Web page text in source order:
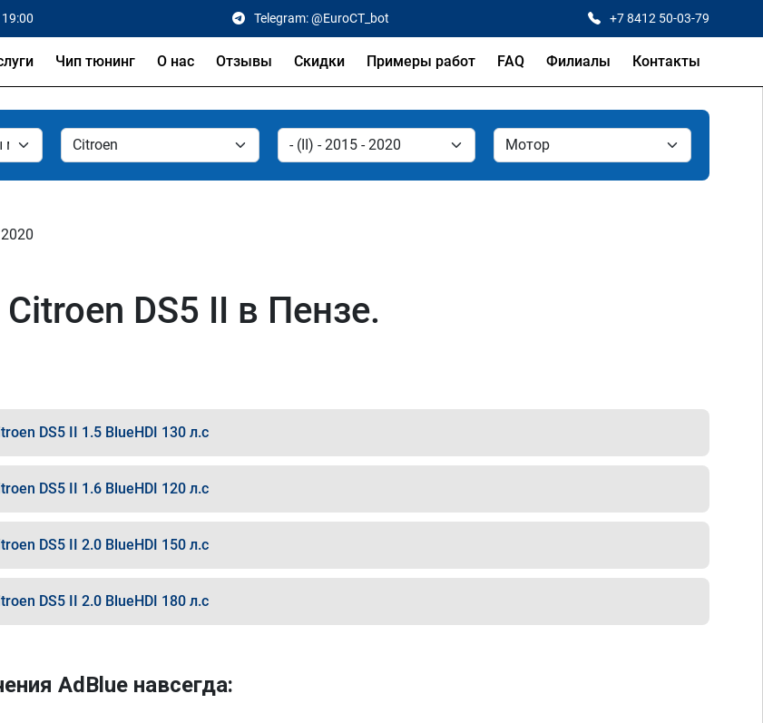
Telegram: @EuroCT_bot +7 8412 50-03-79
Чип тюнинг О нас Отзывы Скидки Примеры работ FAQ Филиалы Контакты
DS5 II в Пензе.
DS5 II 1.5 BlueHDI 130 л.с
DS5 II 1.6 BlueHDI 120 л.с
DS5 II 2.0 BlueHDI 150 л.с
DS5 II 2.0 BlueHDI 180 л.с
AdBlue навсегда: